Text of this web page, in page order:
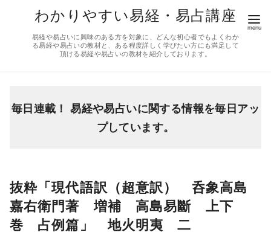
わかりやすい易経・易占講座
易経や易占いに興味のある方を対象に、どんな初心者でもよくわか
る易経や易占いの教材と、ある程度詳しく学びたい方にも満足して
頂ける易経や易占いの教材を紹介しております。
毎日連載！ 易経や易占いに関する情報を毎日アッ
プしています。
抜粋「現代語訳（超意訳） 呑象高島
嘉右衛門著 増補 高島易斷 上下
巻 占例篇」 地火明夷 二